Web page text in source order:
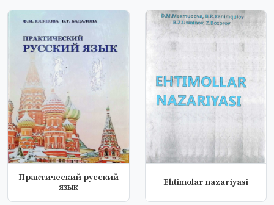
Практический русский
язык
Ehtimolar nazariyasi